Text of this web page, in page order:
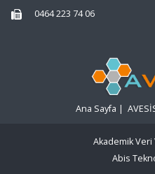
0464 223 74 06
Ana Sayfa |
Akademik
Abis